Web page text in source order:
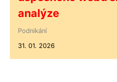
analýze
Podnikání
31. 01. 2026